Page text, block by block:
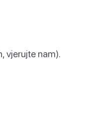
vjerujte nam).